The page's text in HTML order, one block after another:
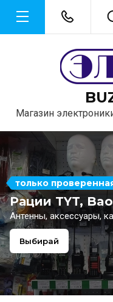
Магазин
24 октября
только
Рации TYT,
Антенны, аксессуары,
Выбирай